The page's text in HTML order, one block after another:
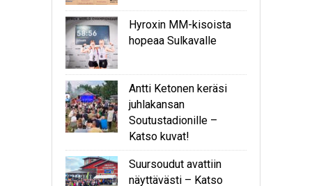
Hyroxin MM-kisoista
hopeaa Sulkavalle
Antti Ketonen keräsi
juhlakansan
Soutustadionille –
Katso kuvat!
Suursoudut avattiin
näyttävästi – Katso